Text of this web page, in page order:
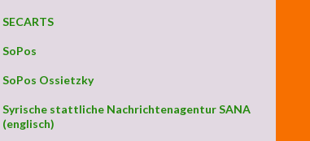
SECARTS
SoPos
SoPos Ossietzky
Syrische stattliche Nachrichtenagentur SANA
(englisch)